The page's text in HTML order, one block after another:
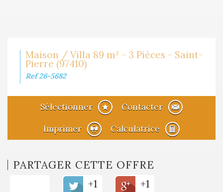
Maison / Villa 89 m² - 3 Pièces - Saint-
Pierre (97410)
Ref 26-5682
Sélectionner
Contacter
Imprimer
Calculatrice
PARTAGER CETTE OFFRE
+1
+1